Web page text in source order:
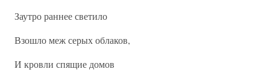
Заутро раннее светило
Взошло меж серых облаков,
И кровли спящие домов